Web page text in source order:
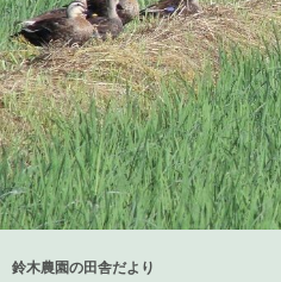
ツ
へ
ス
キ
ッ
プ
鈴木農園の田舎だより